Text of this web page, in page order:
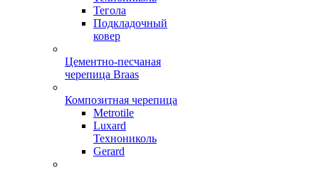
Тегола
Подкладочный
ковер
Цементно-песчаная
черепица Braas
Композитная черепица
Metrotile
Luxard
Технониколь
Gerard